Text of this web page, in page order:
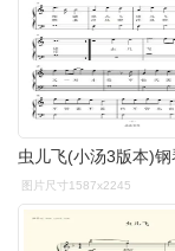
图片尺寸1587x2245